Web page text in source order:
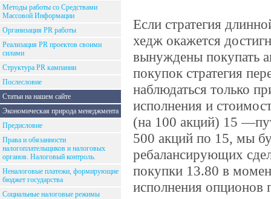
Методы работы со Средствами
Массовой Информации
Организация PR работы
Реализация PR проектов своими
силами
Структура PR кампании
Послесловие
Статьи на нашем сайте
Экономическая природа менеджмента
Предисловие
Права и обязанности
налогоплательщиков и налоговых
органов. Налоговый контроль.
Неналоговые платежи, формирующие
бюджет государства
Социальные налоговые режимы
Если стратегия
хедж окажется
вынуждены покупать
покупок стратегия
наблюдаться только
исполнения и
(на 100 акций) 15
500 акций по 15, мы
ребалансирующих
покупки 13.80 в
исполнения опционов